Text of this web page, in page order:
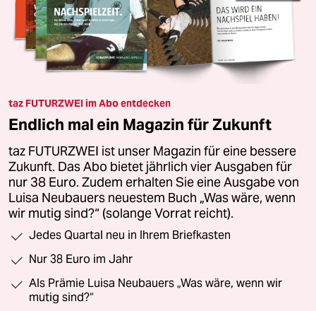
taz FUTURZWEI im Abo entdecken
Endlich mal ein Magazin für Zukunft
taz FUTURZWEI ist unser Magazin für eine bessere
Zukunft. Das Abo bietet jährlich vier Ausgaben für
nur 38 Euro. Zudem erhalten Sie eine Ausgabe von
Luisa Neubauers neuestem Buch „Was wäre, wenn
wir mutig sind?“ (solange Vorrat reicht).
Jedes Quartal neu in Ihrem Briefkasten
Nur 38 Euro im Jahr
Als Prämie Luisa Neubauers „Was wäre, wenn wir
mutig sind?“